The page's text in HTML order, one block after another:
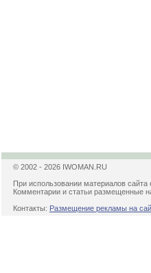
© 2002 - 2026 IWOMAN.RU
При использовании материалов
Комментарии и статьи размещенные
Контакты: Размещение рекламы на